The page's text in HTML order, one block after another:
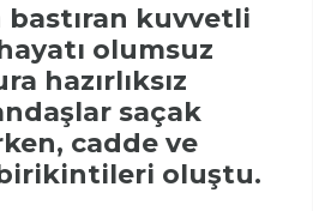
bastıran kuvvetli
olumsuz
hazırlıksız
saçak
cadde ve
oluştu.